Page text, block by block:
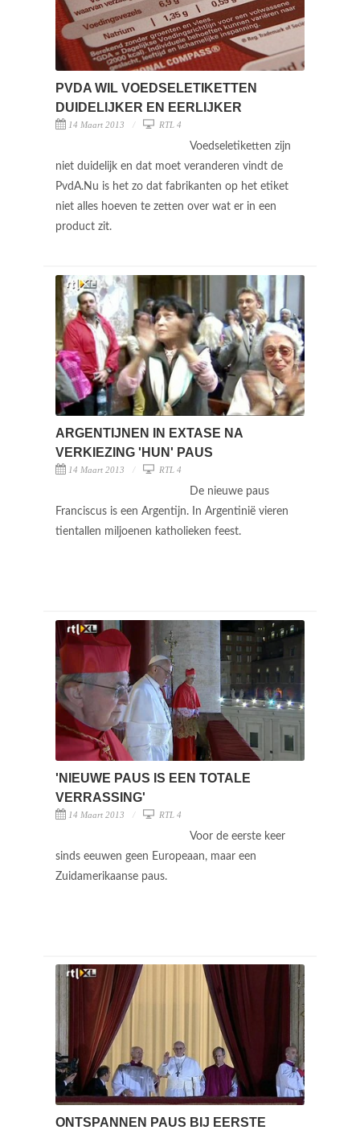
PVDA WIL VOEDSELETIKETTEN
DUIDELIJKER EN EERLIJKER
14 Maart 2013 RTL 4
Voedseletiketten zijn
niet duidelijk en dat moet veranderen vindt de
PvdA.Nu is het zo dat fabrikanten op het etiket
niet alles hoeven te zetten over wat er in een
product zit.
ARGENTIJNEN IN EXTASE NA
VERKIEZING 'HUN' PAUS
14 Maart 2013 RTL 4
De nieuwe paus
Franciscus is een Argentijn. In Argentinië vieren
tientallen miljoenen katholieken feest.
'NIEUWE PAUS IS EEN TOTALE
VERRASSING'
14 Maart 2013 RTL 4
Voor de eerste keer
sinds eeuwen geen Europeaan, maar een
Zuidamerikaanse paus.
ONTSPANNEN PAUS BIJ EERSTE